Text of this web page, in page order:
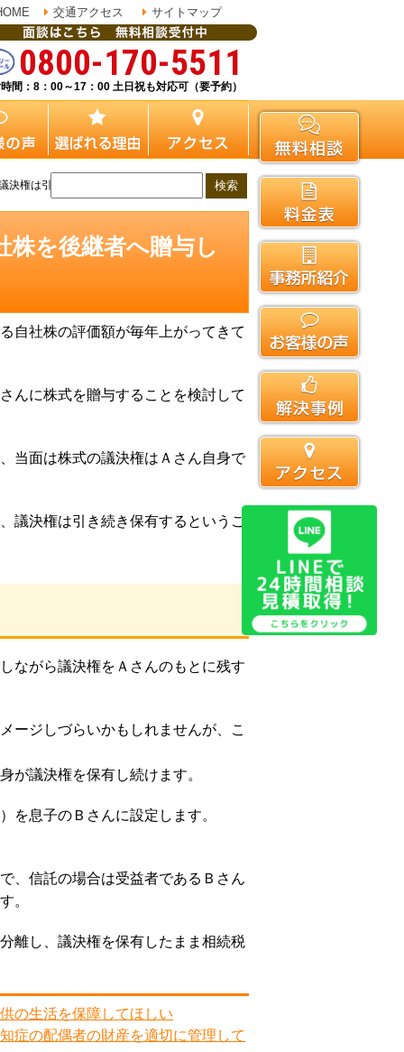
交通アクセス サイトマップ
0800-170-5511
間：8：00～17：00 土日祝も対応可（要予約）
権は引き続き保有したい
株を後継者へ贈与し
自社株の評価額が毎年上がってきて
んに株式を贈与することを検討して
当面は株式の議決権はＡさん自身で
議決権は引き続き保有するというこ
ながら議決権をＡさんのもとに残す
ージしづらいかもしれませんが、こ
が議決権を保有し続けます。
を息子のＢさんに設定します。
、信託の場合は受益者であるＢさん
。
離し、議決権を保有したまま相続税
の生活を保障してほしい
症の配偶者の財産を適切に管理して